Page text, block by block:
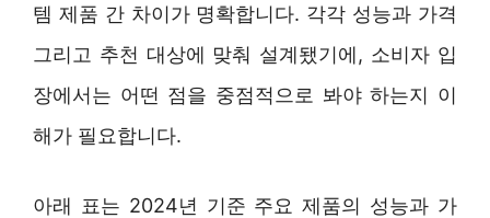
템 제품 간 차이가 명확합니다. 각각 성능과 가격
그리고 추천 대상에 맞춰 설계됐기에, 소비자 입
장에서는 어떤 점을 중점적으로 봐야 하는지 이
해가 필요합니다.
아래 표는 2024년 기준 주요 제품의 성능과 가